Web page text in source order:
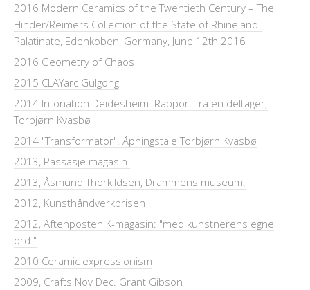
2016 Modern Ceramics of the Twentieth Century – The
Hinder/Reimers Collection of the State of Rhineland-
Palatinate, Edenkoben, Germany, June 12th 2016
2016 Geometry of Chaos
2015 CLAYarc Gulgong
2014 Intonation Deidesheim. Rapport fra en deltager;
Torbjørn Kvasbø
2014 "Transformator". Åpningstale Torbjørn Kvasbø
2013, Passasje magasin.
2013, Åsmund Thorkildsen, Drammens museum.
2012, Kunsthåndverkprisen
2012, Aftenposten K-magasin: "med kunstnerens egne
ord."
2010 Ceramic expressionism
2009, Crafts Nov Dec. Grant Gibson